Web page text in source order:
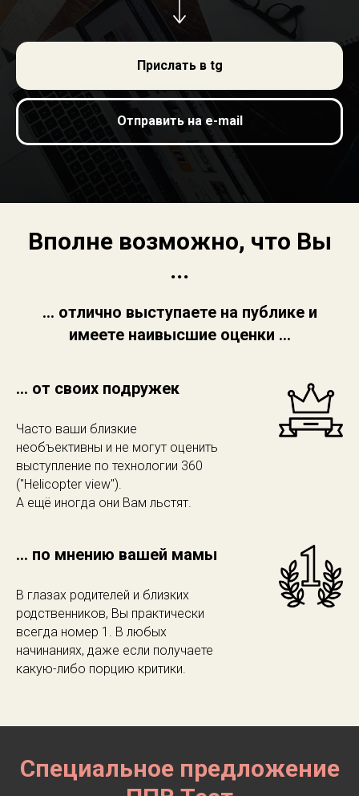
Прислать в tg
Отправить на e-mail
Вполне возможно, что Вы
...
... отлично выступаете на публике и
имеете наивысшие оценки ...
... от своих подружек
Часто ваши близкие
необъективны и не могут оценить
выступление по технологии 360
("Helicopter view").
А ещё иногда они Вам льстят.
... по мнению вашей мамы
В глазах родителей и близких
родственников, Вы практически
всегда номер 1. В любых
начинаниях, даже если получаете
какую-либо порцию критики.
Специальное предложение